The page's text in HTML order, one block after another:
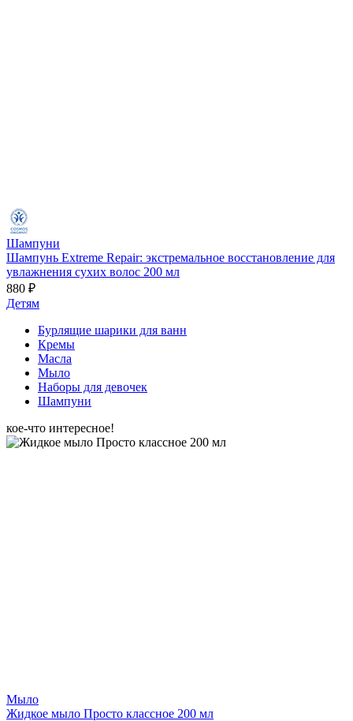
Шампуни
Шампунь Extreme Repair: экстремальное восстановление для
увлажнения сухих волос 200 мл
880 ₽
Детям
Бурлящие шарики для ванн
Кремы
Масла
Мыло
Наборы для девочек
Шампуни
кое-что интересное!
Мыло
Жидкое мыло Просто классное 200 мл